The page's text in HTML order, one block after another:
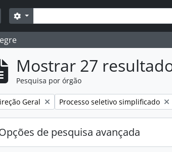
Pesquisar
Opções de busca
Mostrar 27
Pesquisa por órgão
filtro:
Geral Remover filtro:
Processo seletivo simplificado
de pesquisa avançada